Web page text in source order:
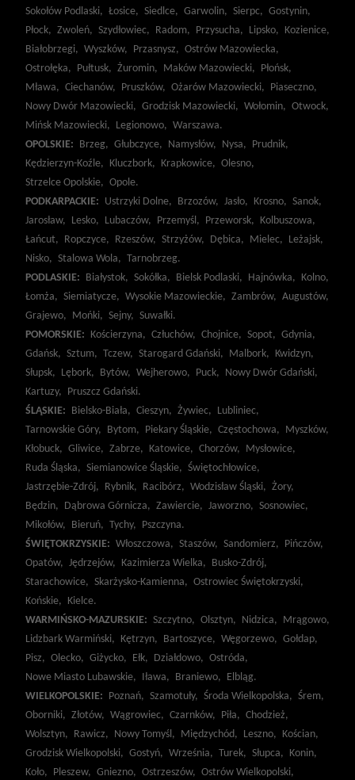
Sokołów Podlaski, Łosice, Siedlce, Garwolin, Sierpc, Gostynin,
Płock, Zwoleń, Szydłowiec, Radom, Przysucha, Lipsko, Kozienice,
Białobrzegi, Wyszków, Przasnysz, Ostrów Mazowiecka,
Ostrołęka, Pułtusk, Żuromin, Maków Mazowiecki, Płońsk,
Mława, Ciechanów, Pruszków, Ożarów Mazowiecki, Piaseczno,
Nowy Dwór Mazowiecki, Grodzisk Mazowiecki, Wołomin, Otwock,
Mińsk Mazowiecki, Legionowo, Warszawa.
OPOLSKIE: Brzeg, Głubczyce, Namysłów, Nysa, Prudnik,
Kędzierzyn-Koźle, Kluczbork, Krapkowice, Olesno,
Strzelce Opolskie, Opole.
PODKARPACKIE: Ustrzyki Dolne, Brzozów, Jasło, Krosno, Sanok,
Jarosław, Lesko, Lubaczów, Przemyśl, Przeworsk, Kolbuszowa,
Łańcut, Ropczyce, Rzeszów, Strzyżów, Dębica, Mielec, Leżajsk,
Nisko, Stalowa Wola, Tarnobrzeg.
PODLASKIE: Białystok, Sokółka, Bielsk Podlaski, Hajnówka, Kolno,
Łomża, Siemiatycze, Wysokie Mazowieckie, Zambrów, Augustów,
Grajewo, Mońki, Sejny, Suwałki.
POMORSKIE: Kościerzyna, Człuchów, Chojnice, Sopot, Gdynia,
Gdańsk, Sztum, Tczew, Starogard Gdański, Malbork, Kwidzyn,
Słupsk, Lębork, Bytów, Wejherowo, Puck, Nowy Dwór Gdański,
Kartuzy, Pruszcz Gdański.
ŚLĄSKIE: Bielsko-Biała, Cieszyn, Żywiec, Lubliniec,
Tarnowskie Góry, Bytom, Piekary Śląskie, Częstochowa, Myszków,
Kłobuck, Gliwice, Zabrze, Katowice, Chorzów, Mysłowice,
Ruda Śląska, Siemianowice Śląskie, Świętochłowice,
Jastrzębie-Zdrój, Rybnik, Racibórz, Wodzisław Śląski, Żory,
Będzin, Dąbrowa Górnicza, Zawiercie, Jaworzno, Sosnowiec,
Mikołów, Bieruń, Tychy, Pszczyna.
ŚWIĘTOKRZYSKIE: Włoszczowa, Staszów, Sandomierz, Pińczów,
Opatów, Jędrzejów, Kazimierza Wielka, Busko-Zdrój,
Starachowice, Skarżysko-Kamienna, Ostrowiec Świętokrzyski,
Końskie, Kielce.
WARMIŃSKO-MAZURSKIE: Szczytno, Olsztyn, Nidzica, Mrągowo,
Lidzbark Warmiński, Kętrzyn, Bartoszyce, Węgorzewo, Gołdap,
Pisz, Olecko, Giżycko, Ełk, Działdowo, Ostróda,
Nowe Miasto Lubawskie, Iława, Braniewo, Elbląg.
WIELKOPOLSKIE: Poznań, Szamotuły, Środa Wielkopolska, Śrem,
Oborniki, Złotów, Wągrowiec, Czarnków, Piła, Chodzież,
Wolsztyn, Rawicz, Nowy Tomyśl, Międzychód, Leszno, Kościan,
Grodzisk Wielkopolski, Gostyń, Września, Turek, Słupca, Konin,
Koło, Pleszew, Gniezno, Ostrzeszów, Ostrów Wielkopolski,